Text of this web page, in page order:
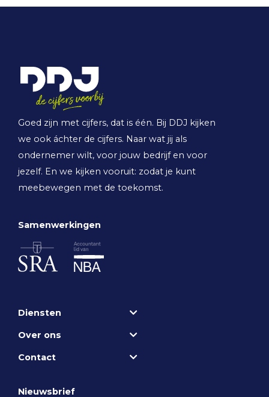
Goed zijn met cijfers, dat is één. Bij DDJ kijken
we ook áchter de cijfers. Naar wat jij als
ondernemer wilt, voor jouw bedrijf en voor
jezelf. En we kijken vooruit: zodat je kunt
meebewegen met de toekomst.
Samenwerkingen
Diensten
Over ons
Contact
Nieuwsbrief